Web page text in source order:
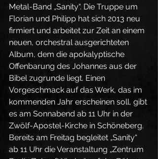
Metal-Band „Sanity“. Die Truppe um
Florian und Philipp hat sich 2013 neu
firmiert und arbeitet zur Zeit an einem
neuen, orchestral ausgerichteten
Album, dem die apokalyptische
Offenbarung des Johannes aus der
Bibel zugrunde liegt. Einen
Vorgeschmack auf das Werk, das im
kommenden Jahr erscheinen soll, gibt
es am Sonnabend ab 11 Uhr in der
Zwölf-Apostel-Kirche in Schöneberg.
Bereits am Freitag begleitet „Sanity“
ab 11 Uhr die Veranstaltung „Zentrum